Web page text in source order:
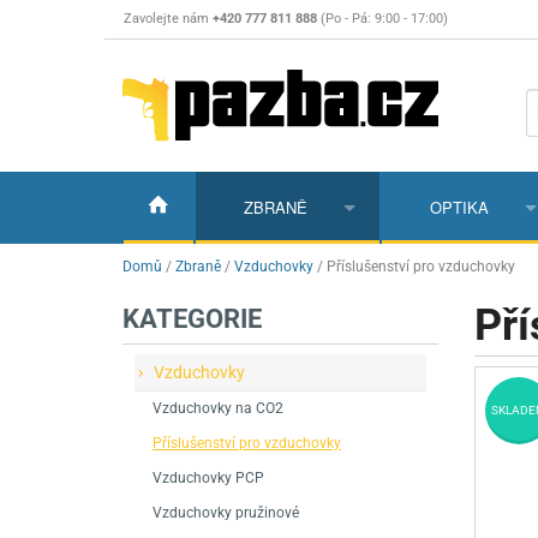
Zavolejte nám +420 777 811 888 (Po - Pá: 9:00 - 17:00)
ZBRANĚ
Vzduchovky Vzduchovky na CO2
Příslušenství pro
Vzduchovky PCP
Vzduchovky
Vzduchové pistole a revolveryPříslušenství
CO2 pistole
PCP Pistole
Plynové pistole a revolvery
Příslušenství
Perkusní zbraně
Nože
OPTIKA
Puškohledy
Dalekohledy a
Kolimátory, lasery
Domů / Zbraně / Vzduchovky / Příslušenství pro vzduchovky
KATEGORIE
Vzduchovky
Vzduchovky na CO2
Příslušenství pro vzduchovky
Vzduchovky PCP
Vzduchovky pružinové